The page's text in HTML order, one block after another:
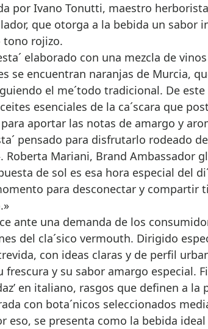
por Ivano Tonutti, maestro
que otorga a la bebida un sabor
tono rojizo.
elaborado con una mezcla de
se encuentran naranjas de Murcia,
el me´todo tradicional. De
esenciales de la ca´scara que
aportar las notas de amargo y
pensado para disfrutarlo rodeado
Roberta Mariani, Brand Ambassador
de sol es esa hora especial del
para desconectar y compartir
ante una demanda de los
del cla´sico vermouth. Dirigido
con ideas claras y de perfil
frescura y su sabor amargo especial.
en italiano, rasgos que definen a la
con bota´nicos seleccionados
eso, se presenta como la bebida